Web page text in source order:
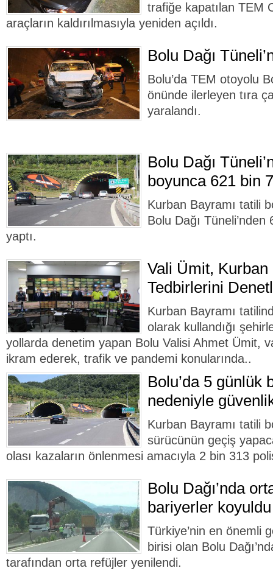
trafiğe kapatılan TEM
araçların kaldırılmasıyla yeniden açıldı.
Bolu Dağı
Bolu’da TEM otoyolu
önünde ilerleyen tıra
yaralandı.
Bolu Dağı
boyunca 621 bin
Kurban Bayramı tatili
Bolu Dağı
yaptı.
Vali Ümit, Kurban
Tedbirlerini
Kurban Bayramı
olarak kullandığı
yollarda denetim yapan Bolu Valisi Ahmet Ümit,
ikram ederek, trafik ve pandemi konularında..
Bolu’da 5 günlük
nedeniyle
Kurban Bayramı tatili
sürücünün geçiş
olası kazaların önlenmesi amacıyla 2 bin 313
Bolu Dağı’nda
bariyerler koyuldu
Türkiye’nin en önemli
birisi olan Bolu
tarafından orta refüjler yenilendi.